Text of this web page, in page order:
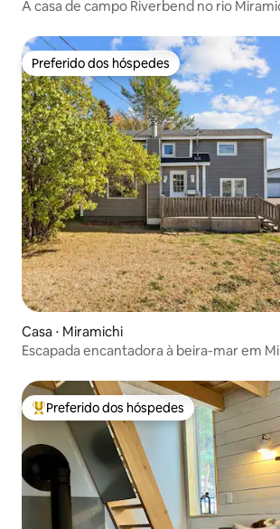
A casa de campo Riverbend no rio
Preferido dos hóspedes
Preferido dos hóspedes
Casa ⋅ Miramichi
Escapada encantadora à beira-mar em
Entre os melhores preferidos dos
Preferido dos hóspedes